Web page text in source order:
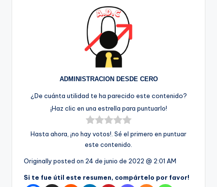
ADMINISTRACION DESDE CERO
¿De cuánta utilidad te ha parecido este contenido?
¡Haz clic en una estrella para puntuarlo!
Hasta ahora, ¡no hay votos!. Sé el primero en puntuar
este contenido.
Originally posted on 24 de junio de 2022 @ 2:01 AM
Si te fue útil este resumen, compártelo por favor!